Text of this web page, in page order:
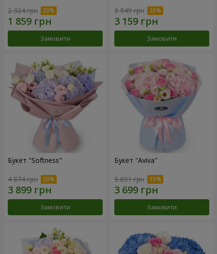
2 324 грн
Замовити
3 949 грн
Замовити
Букет "Softness"
4 874 грн
Замовити
Букет "Aviva"
5 691 грн
Замовити